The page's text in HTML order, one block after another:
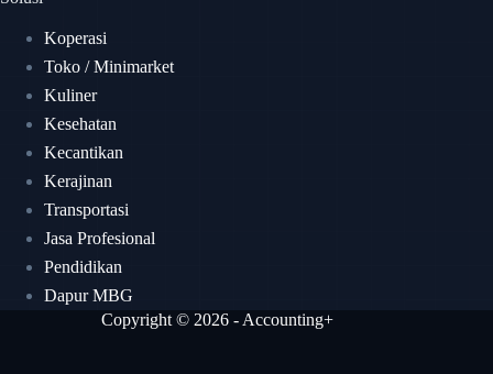
Koperasi
Toko / Minimarket
Kuliner
Kesehatan
Kecantikan
Kerajinan
Transportasi
Jasa Profesional
Pendidikan
Dapur MBG
Copyright © 2026 - Accounting+